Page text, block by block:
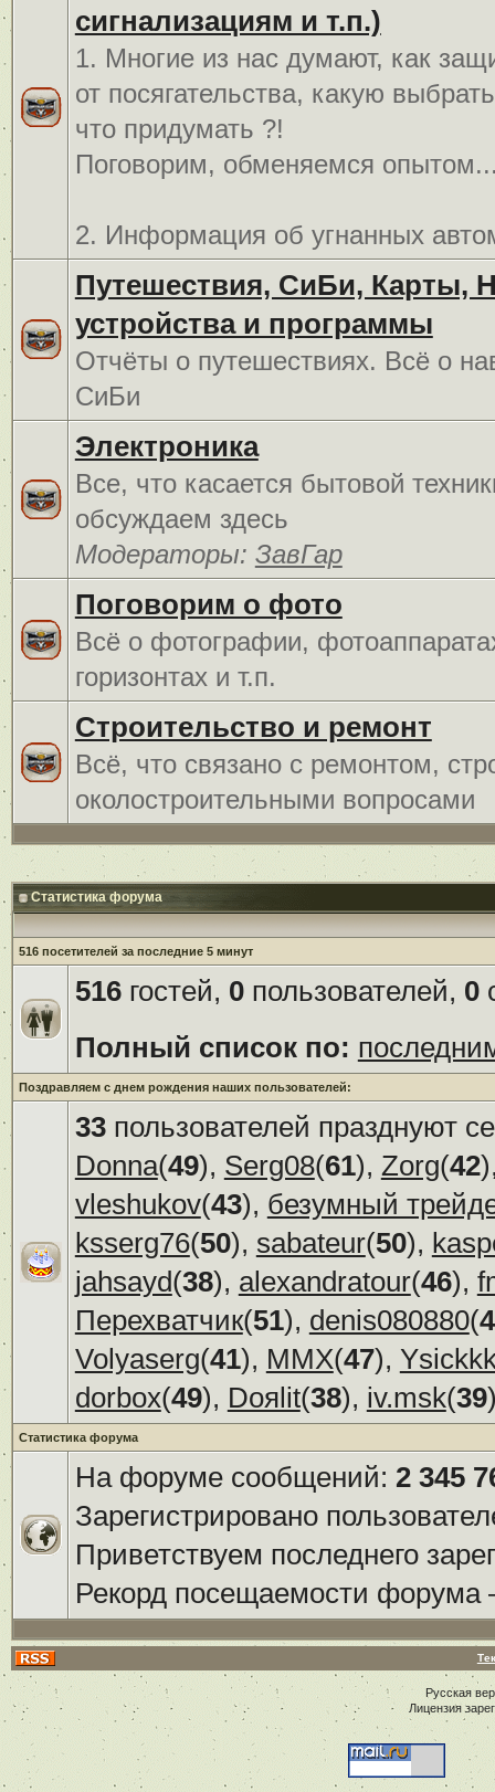
сигнализациям и т.п.)
1. Многие из нас думают, как
от посягательства, какую
что придумать ?!
Поговорим, обменяемся
2. Информация об угнанных
Путешествия, СиБи, Карты,
устройства и программы
Отчёты о путешествиях. Всё о
СиБи
Электроника
Все, что касается бытовой
обсуждаем здесь
Модераторы: ЗавГар
Поговорим о фото
Всё о фотографии,
горизонтах и т.п.
Строительство и ремонт
Всё, что связано с ремонтом,
околостроительными вопросами
Статистика форума
516 посетителей за последние 5 минут
516гостей, 0пользователей, 0
Полный список по:
Поздравляем с днем рождения наших пользователей:
33пользователей празднуют
Donna(49), Serg08(61), Zorg(42
vleshukov(43), безумный
ksserg76(50), sabateur(50),
jahsayd(38), alexandratour(46),
Перехватчик(51), denis080880(
Volyaserg(41), ММХ(47),
dorbox(49), Doяlit(38), iv.msk(39
Статистика форума
На форуме сообщений: 2 345
Зарегистрировано
Приветствуем последнего
Рекорд посещаемости
Русская
Лицензия